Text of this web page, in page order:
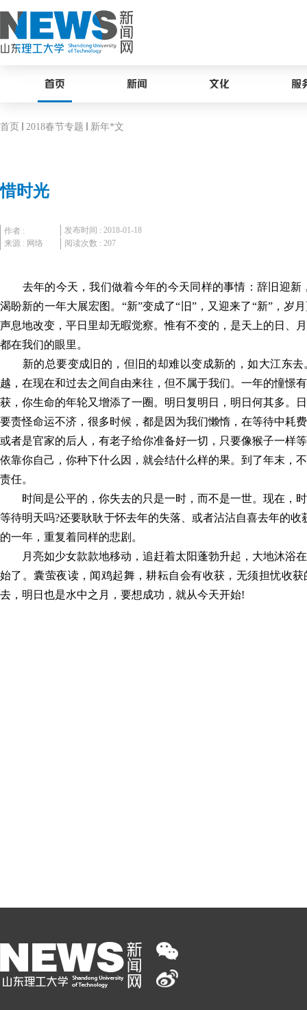
首页 新闻 文化 服
首页 2018春节专题 新年*文
惜时光
作者 :
来源 : 网络
发布时间 : 2018-01-18
阅读次数 : 207
去年的今天，我们做着今年的今天同样的事情：辞旧迎新
渴盼新的一年大展宏图。“新”变成了“旧”，又迎来了“新”，岁
声息地改变，平日里却无暇觉察。惟有不变的，是天上的日、
都在我们的眼里。
新的总要变成旧的，但旧的却难以变成新的，如大江东去
越，在现在和过去之间自由来往，但不属于我们。一年的憧憬
获，你生命的年轮又增添了一圈。明日复明日，明日何其多。
要责怪命运不济，很多时候，都是因为我们懒惰，在等待中耗
或者是官家的后人，有老子给你准备好一切，只要像猴子一样
依靠你自己，你种下什么因，就会结什么样的果。到了年末，
责任。
时间是公平的，你失去的只是一时，而不是一世。现在，时
等待明天吗?还要耿耿于怀去年的失落、或者沾沾自喜去年的收
的一年，重复着同样的悲剧。
月亮如少女款款地移动，追赶着太阳蓬勃升起，大地沐浴在
始了。囊萤夜读，闻鸡起舞，耕耘自会有收获，无须担忧收
去，明日也是水中之月，要想成功，就从今天开始!
最美山理工